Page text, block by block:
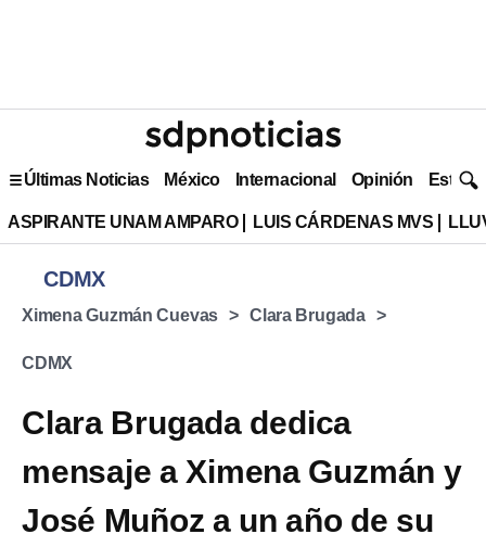
Últimas Noticias México Internacional Opinión Estilo
ASPIRANTE UNAM AMPARO LUIS CÁRDENAS MVS
CDMX
Ximena Guzmán Cuevas Clara Brugada
CDMX
Clara Brugada dedica
mensaje a Ximena Guzmán y
José Muñoz a un año de su